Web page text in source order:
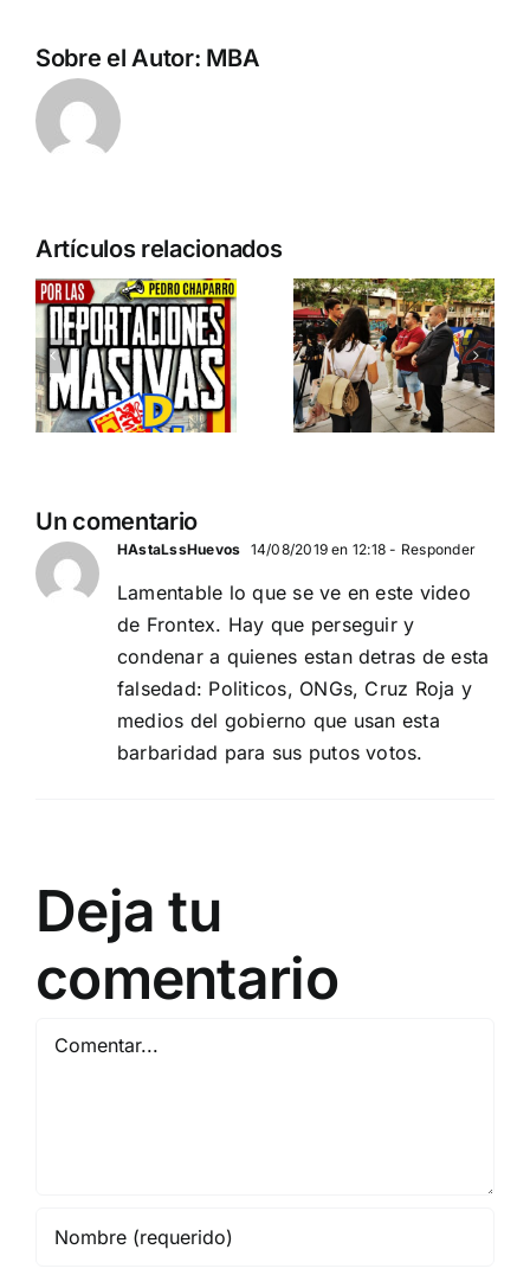
Sobre el Autor: MBA
Artículos relacionados
Acto en
Barcelona:
España y
Serbia
contra el
separatismo
EN BARCELONA
acto DN
contra la
invasión
migratoria
y el gran
Un comentario
HAstaLssHuevos 14/08/2019 en 12:18 - Responder
Lamentable lo que se ve en este video
de Frontex. Hay que perseguir y
condenar a quienes estan detras de esta
falsedad: Politicos, ONGs, Cruz Roja y
medios del gobierno que usan esta
barbaridad para sus putos votos.
Deja tu
comentario